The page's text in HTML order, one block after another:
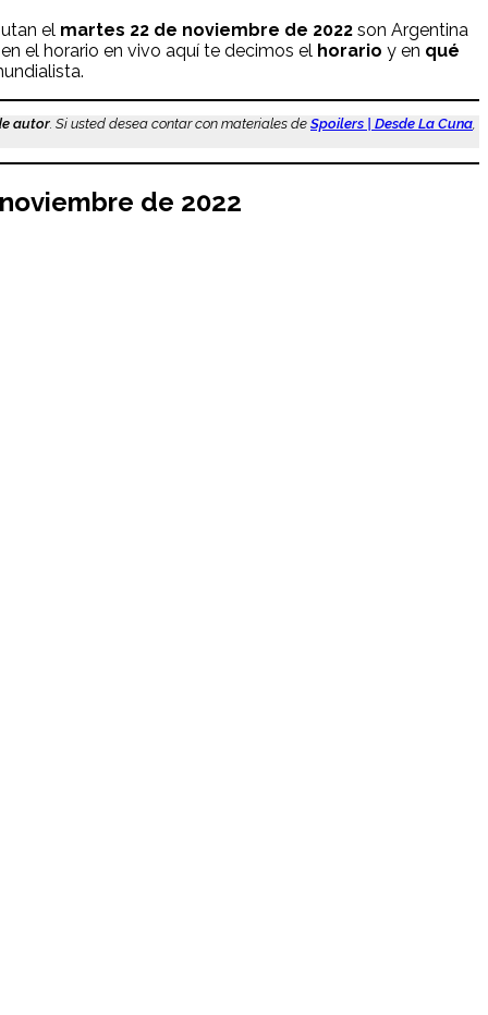
el martes 22 de noviembre de 2022 son Argentina
el horario en vivo aquí te decimos el horario y en qué
autor . Si usted desea contar con materiales de Spoilers | Desde La Cuna
de 2022